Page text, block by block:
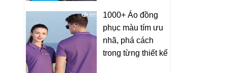
1000+ Áo đồng
phục màu tím ưu
nhã, phá cách
trong từng thiết kế